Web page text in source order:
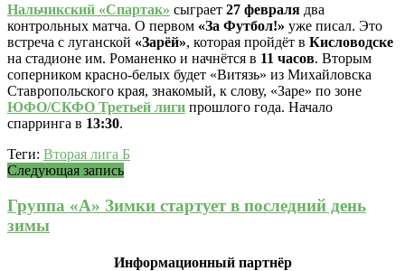
Нальчикский «Спартак» сыграет 27 февраля два
контрольных матча. О первом «За Футбол!» уже писал. Это
встреча с луганской «Зарёй», которая пройдёт в Кисловодске
на стадионе им. Романенко и начнётся в 11 часов. Вторым
соперником красно-белых будет «Витязь» из Михайловска
Ставропольского края, знакомый, к слову, «Заре» по зоне
ЮФО/СКФО Третьей лиги прошлого года. Начало
спарринга в 13:30.
Теги: Вторая лига Б
Следующая запись
Группа «А» Зимки стартует в последний день
зимы
Информационный партнёр